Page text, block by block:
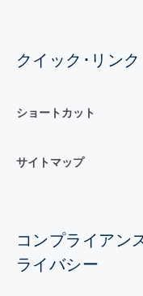
クイック･リンク
ショートカット
サイトマップ
コンプライアン
ライバシー